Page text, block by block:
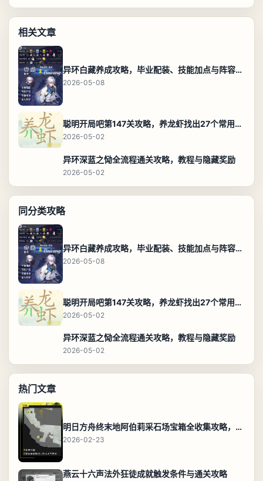
相关文章
异环白藏养成攻略，毕业配装、技能加点与阵容搭配保姆级解析
2026-05-08
聪明开局吧第147关攻略，养龙虾找出27个常用字通关答案
2026-05-02
异环深蓝之恸全流程通关攻略，教程与隐藏奖励
2026-05-02
同分类攻略
异环白藏养成攻略，毕业配装、技能加点与阵容搭配保姆级解析
2026-05-08
聪明开局吧第147关攻略，养龙虾找出27个常用字通关答案
2026-05-02
异环深蓝之恸全流程通关攻略，教程与隐藏奖励
2026-05-02
热门文章
明日方舟终末地阿伯莉采石场宝箱全收集攻略，全点位分布图与路线
2026-02-23
燕云十六声法外狂徒成就触发条件与通关攻略